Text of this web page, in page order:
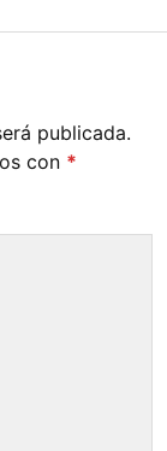
publicada.
con *